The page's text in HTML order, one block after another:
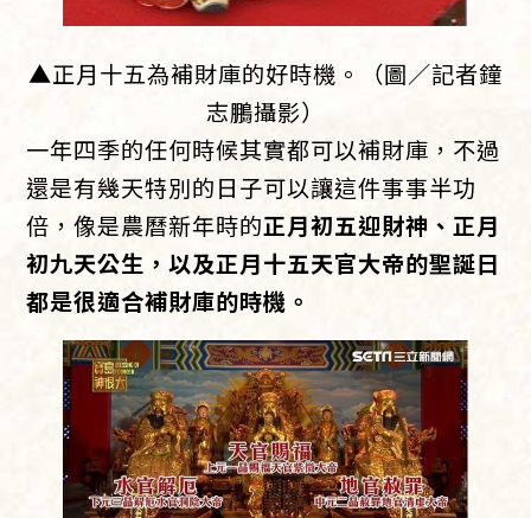
▲正月十五為補財庫的好時機。（圖／記者鐘
志鵬攝影）
一年四季的任何時候其實都可以補財庫，不過
還是有幾天特別的日子可以讓這件事事半功
倍，像是農曆新年時的正月初五迎財神、正月
初九天公生，以及正月十五天官大帝的聖誕日
都是很適合補財庫的時機。